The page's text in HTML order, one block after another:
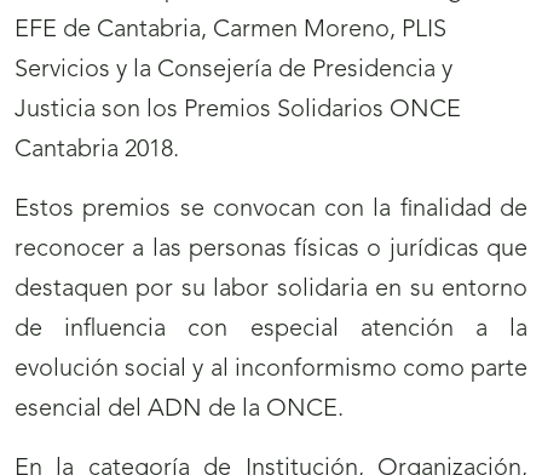
EFE de Cantabria, Carmen Moreno, PLIS
Servicios y la Consejería de Presidencia y
Justicia son los Premios Solidarios ONCE
Cantabria 2018.
Estos premios se convocan con la finalidad de
reconocer a las personas físicas o jurídicas que
destaquen por su labor solidaria en su entorno
de influencia con especial atención a la
evolución social y al inconformismo como parte
esencial del ADN de la ONCE.
En la categoría de Institución, Organización,